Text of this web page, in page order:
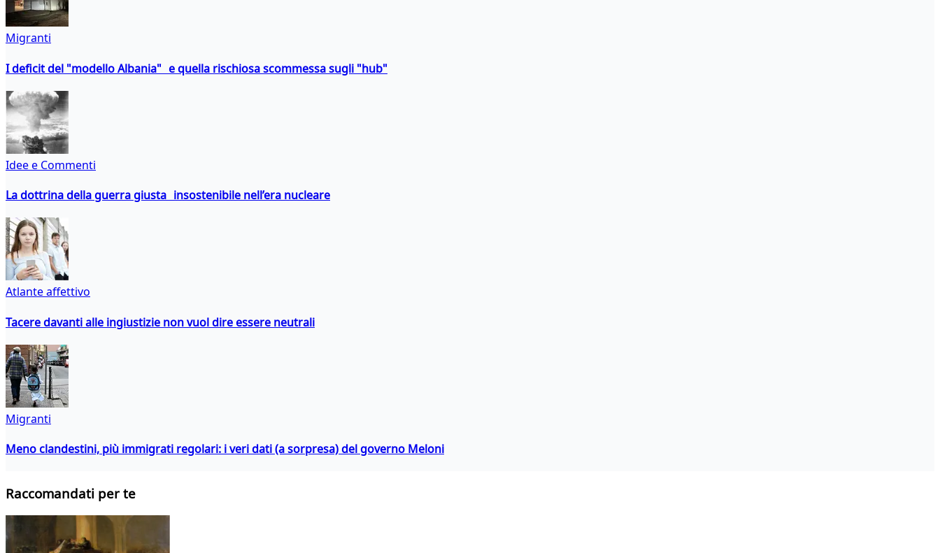
Migranti
I deficit del "modello Albania" e quella rischiosa scommessa sugli "hub"
Idee e Commenti
La dottrina della guerra giusta insostenibile nell’era nucleare
Atlante affettivo
Tacere davanti alle ingiustizie non vuol dire essere neutrali
Migranti
Meno clandestini, più immigrati regolari: i veri dati (a sorpresa) del governo Meloni
Raccomandati per te